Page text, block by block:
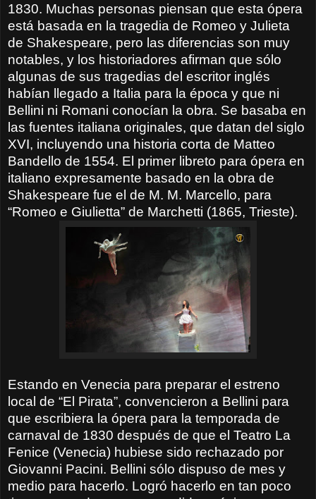
1830. Muchas personas piensan que esta ópera
está basada en la tragedia de Romeo y Julieta
de Shakespeare, pero las diferencias son muy
notables, y los historiadores afirman que sólo
algunas de sus tragedias del escritor inglés
habían llegado a Italia para la época y que ni
Bellini ni Romani conocían la obra. Se basaba en
las fuentes italiana originales, que datan del siglo
XVI, incluyendo una historia corta de Matteo
Bandello de 1554. El primer libreto para ópera en
italiano expresamente basado en la obra de
Shakespeare fue el de M. M. Marcello, para
“Romeo e Giulietta” de Marchetti (1865, Trieste).
Estando en Venecia para preparar el estreno
local de “El Pirata”, convencieron a Bellini para
que escribiera la ópera para la temporada de
carnaval de 1830 después de que el Teatro La
Fenice (Venecia) hubiese sido rechazado por
Giovanni Pacini. Bellini sólo dispuso de mes y
medio para hacerlo. Logró hacerlo en tan poco